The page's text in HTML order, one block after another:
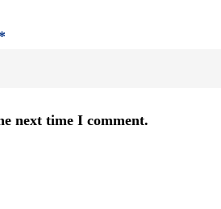
*
next time I comment.